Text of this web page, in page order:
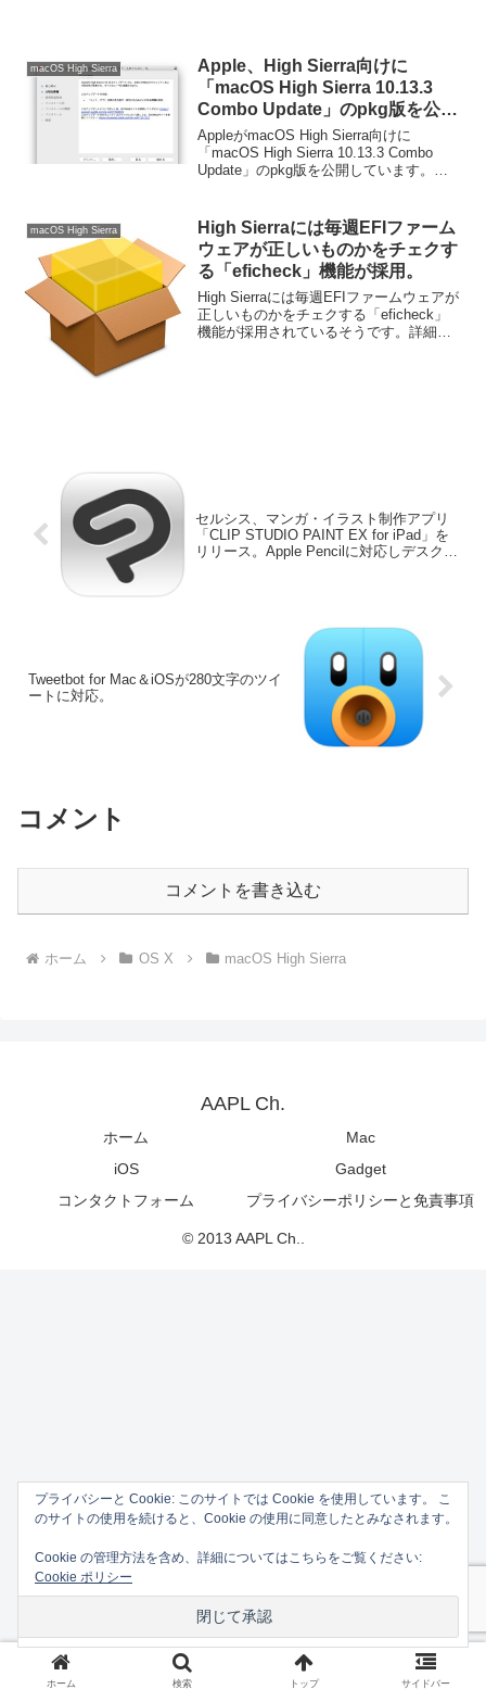
macOS High Sierra
Apple、High Sierra向けに
「macOS High Sierra 10.13.3
Combo Update」のpkg版を公
開。
AppleがmacOS High Sierra向けに
「macOS High Sierra 10.13.3 Combo
Update」のpkg版を公開しています。詳
macOS High Sierra
High Sierraには毎週EFIファーム
ウェアが正しいものかをチェクす
る「eficheck」機能が採用。
High Sierraには毎週EFIファームウェアが
正しいものかをチェクする「eficheck」
機能が採用されているそうです。詳細は
セルシス、マンガ・イラスト制作アプリ
「CLIP STUDIO PAINT EX for iPad」を
リリース。Apple Pencilに対応しデスクト
Tweetbot for Mac＆iOSが280文字のツイ
ートに対応。
コメント
コメントを書き込む
ホーム OS X macOS High Sierra
AAPL Ch.
ホーム
Mac
iOS
Gadget
コンタクトフォーム
プライバシーポリシーと免責事項
© 2013 AAPL Ch..
ホーム 検索 トップ サイドバー
プライバシーと Cookie: このサイトでは Cookie を使用しています。 こ
のサイトの使用を続けると、Cookie の使用に同意したとみなされます。
Cookie の管理方法を含め、詳細についてはこちらをご覧ください:
Cookie ポリシー